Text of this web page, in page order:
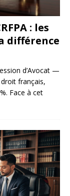
: les
différence
d’Avocat —
français,
Face à cet